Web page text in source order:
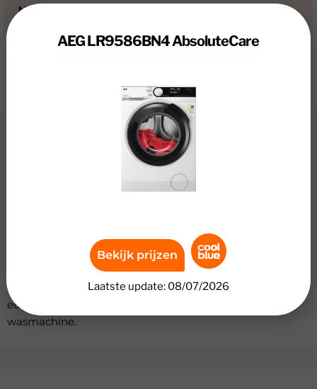
Nadelen
AEG LR9586BN4 AbsoluteCare
Was kleine en middelgrote ladingen met de AEG
programma maak je 5 kilogram wasgoed in 49 minuten
schoon. Dankzij AEG AbsoluteCare blijft je kleding langer
mooi en zacht, doordat de wasmachine het water
onthardt. Met energieklasse A-30% bespaar je tot 310
euro aan energiekosten over de levensduur van de
wasmachine.
AEG LR9586BN4 AbsoluteCare
Bekijk prijzen
Laatste update: 08/07/2026